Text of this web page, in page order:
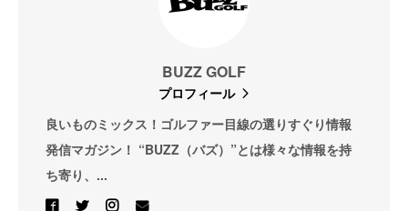
BUZZ GOLF
プロフィール
良いものミックス！ゴルファー目線の選りすぐり情報
発信マガジン！ “BUZZ（バズ）”とは様々な情報を持
ち寄り、...